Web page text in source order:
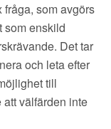
som avgörs
som enskild
Det tar
och leta efter
till
välfärden inte